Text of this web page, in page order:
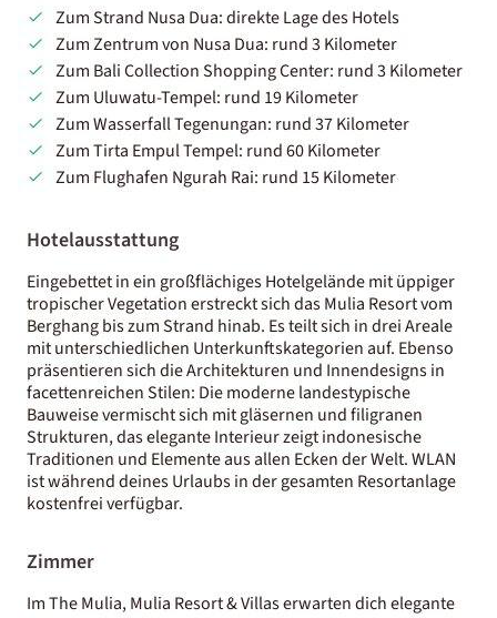
Zum Strand Nusa Dua: direkte Lage des Hotels
Zum Zentrum von Nusa Dua: rund 3 Kilometer
Zum Bali Collection Shopping Center: rund 3 Kilometer
Zum Uluwatu-Tempel: rund 19 Kilometer
Zum Wasserfall Tegenungan: rund 37 Kilometer
Zum Tirta Empul Tempel: rund 60 Kilometer
Zum Flughafen Ngurah Rai: rund 15 Kilometer
Hotelausstattung
Eingebettet in ein großflächiges Hotelgelände mit üppiger
tropischer Vegetation erstreckt sich das Mulia Resort vom
Berghang bis zum Strand hinab. Es teilt sich in drei Areale
mit unterschiedlichen Unterkunftskategorien auf. Ebenso
präsentieren sich die Architekturen und Innendesigns in
facettenreichen Stilen: Die moderne landestypische
Bauweise vermischt sich mit gläsernen und filigranen
Strukturen, das elegante Interieur zeigt indonesische
Traditionen und Elemente aus allen Ecken der Welt. WLAN
ist während deines Urlaubs in der gesamten Resortanlage
kostenfrei verfügbar.
Zimmer
Im The Mulia, Mulia Resort & Villas erwarten dich elegante